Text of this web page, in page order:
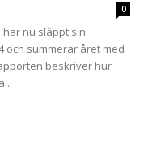
0
nu släppt sin
och summerar året med
beskriver hur